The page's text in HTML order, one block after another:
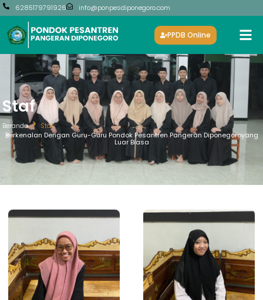
6285179791926 info@ponpesdiponegoro.com
PPDB Online
Staf
Beranda
Staf
Berkenalan Dengan Guru-Guru Pondok Pesantren Pangeran Diponegoroyang
Luar Biasa